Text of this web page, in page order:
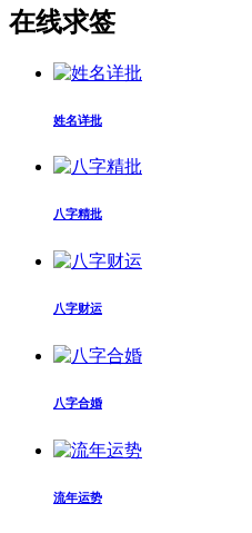
在线求签
姓名详批
八字精批
八字财运
八字合婚
流年运势